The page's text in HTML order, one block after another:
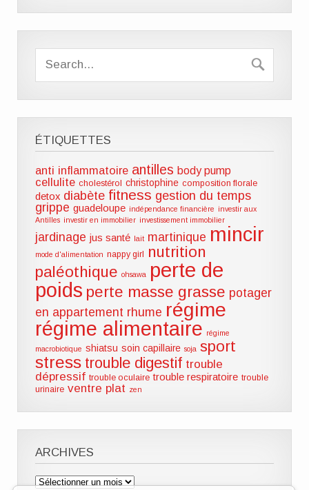
ÉTIQUETTES
anti inflammatoire antilles body pump
cellulite cholestérol christophine composition florale
detox diabète fitness gestion du temps
grippe guadeloupe indépendance financière investir aux
Antilles investir en immobilier investissement immobilier
jardinage jus santé lait martinique mincir
mode d'alimentation nappy girl
nutrition
paléothique ohsawa
perte de
poids perte masse grasse potager
en appartement rhume régime
régime alimentaire régime
macrobiotique shiatsu soin capillaire soja sport
stress trouble digestif trouble
dépressif trouble oculaire trouble respiratoire trouble
urinaire ventre plat zen
ARCHIVES
Archives